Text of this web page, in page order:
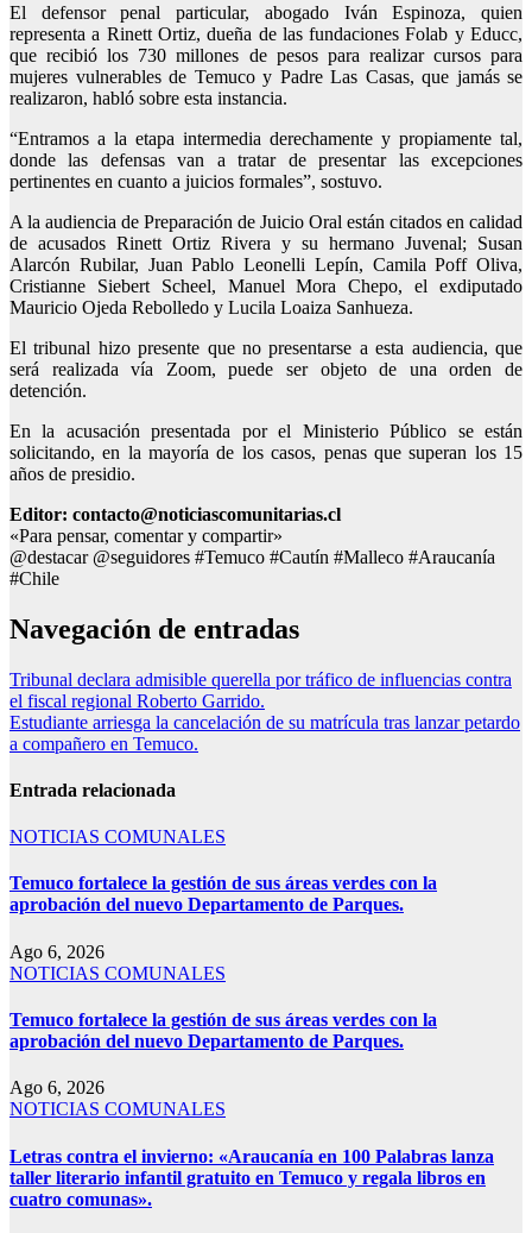
El defensor penal particular, abogado Iván Espinoza, quien
representa a Rinett Ortiz, dueña de las fundaciones Folab y Educc,
que recibió los 730 millones de pesos para realizar cursos para
mujeres vulnerables de Temuco y Padre Las Casas, que jamás se
realizaron, habló sobre esta instancia.
“Entramos a la etapa intermedia derechamente y propiamente tal,
donde las defensas van a tratar de presentar las excepciones
pertinentes en cuanto a juicios formales”, sostuvo.
A la audiencia de Preparación de Juicio Oral están citados en calidad
de acusados Rinett Ortiz Rivera y su hermano Juvenal; Susan
Alarcón Rubilar, Juan Pablo Leonelli Lepín, Camila Poff Oliva,
Cristianne Siebert Scheel, Manuel Mora Chepo, el exdiputado
Mauricio Ojeda Rebolledo y Lucila Loaiza Sanhueza.
El tribunal hizo presente que no presentarse a esta audiencia, que
será realizada vía Zoom, puede ser objeto de una orden de
detención.
En la acusación presentada por el Ministerio Público se están
solicitando, en la mayoría de los casos, penas que superan los 15
años de presidio.
Editor: contacto@noticiascomunitarias.cl
«Para pensar, comentar y compartir»
@destacar @seguidores #Temuco #Cautín #Malleco #Araucanía
#Chile
Navegación de entradas
Tribunal declara admisible querella por tráfico de influencias contra
el fiscal regional Roberto Garrido.
Estudiante arriesga la cancelación de su matrícula tras lanzar petardo
a compañero en Temuco.
Entrada relacionada
NOTICIAS COMUNALES
Temuco fortalece la gestión de sus áreas verdes con la
aprobación del nuevo Departamento de Parques.
Ago 6, 2026
NOTICIAS COMUNALES
Temuco fortalece la gestión de sus áreas verdes con la
aprobación del nuevo Departamento de Parques.
Ago 6, 2026
NOTICIAS COMUNALES
Letras contra el invierno: «Araucanía en 100 Palabras lanza
taller literario infantil gratuito en Temuco y regala libros en
cuatro comunas».